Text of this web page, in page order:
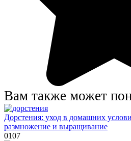
Вам также может
Дорстения: уход в домашних
размножение и выращивание
0107